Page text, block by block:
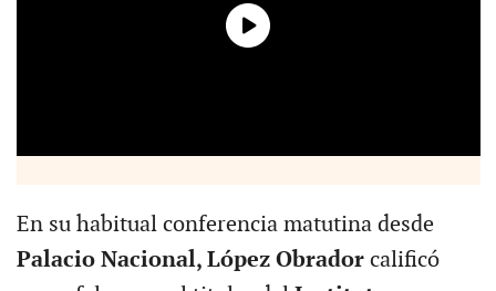
En su habitual conferencia matutina desde
Palacio Nacional, López Obradorcalificó